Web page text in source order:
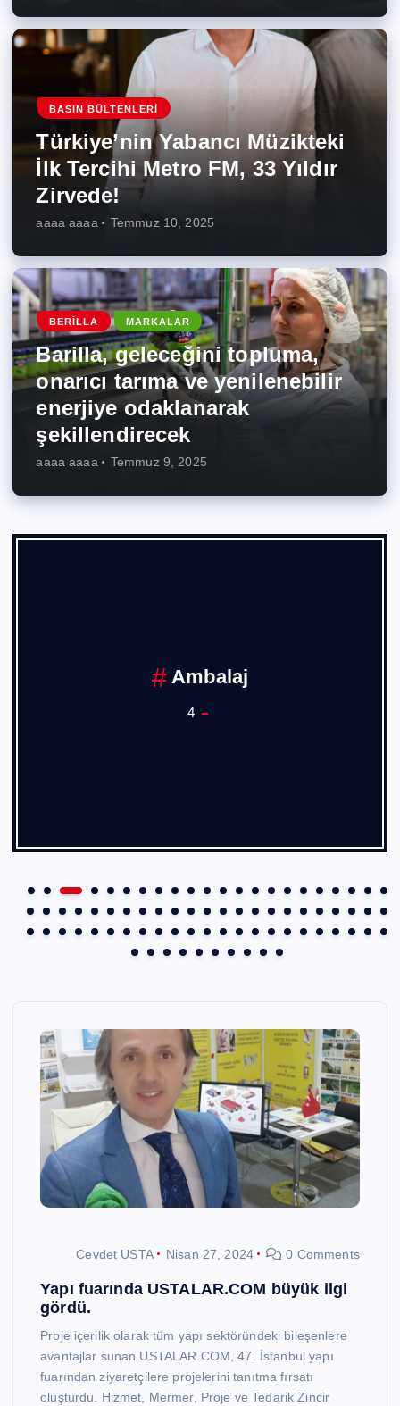
BASIN BÜLTENLERI
Türkiye’nin Yabancı Müzikteki
İlk Tercihi Metro FM, 33 Yıldır
Zirvede!
aaaa aaaa Temmuz 10, 2025
BERILLA MARKALAR
Barilla, geleceğini topluma,
onarıcı tarıma ve yenilenebilir
enerjiye odaklanarak
şekillendirecek
aaaa aaaa Temmuz 9, 2025
Ambalaj
4
Cevdet USTA Nisan 27, 2024 0 Comments
Yapı fuarında USTALAR.COM büyük ilgi
gördü.
Proje içerilik olarak tüm yapı sektöründeki bileşenlere
avantajlar sunan USTALAR.COM, 47. İstanbul yapı
fuarından ziyaretçilere projelerini tanıtma fırsatı
oluşturdu. Hizmet, Mermer, Proje ve Tedarik Zincir